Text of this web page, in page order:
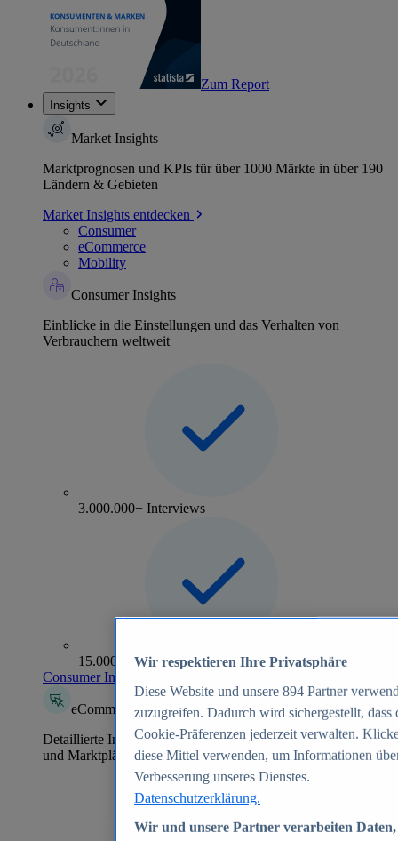
Zum Report
Insights
Market Insights
Marktprognosen und KPIs für über 1000 Märkte in über 190
Ländern & Gebieten
Market Insights entdecken
Consumer
eCommerce
Mobility
Consumer Insights
Einblicke in die Einstellungen und das Verhalten von
Verbrauchern weltweit
3.000.000+ Interviews
15.000+ Marken
Consumer Insights entdecken
eCommerce Insights
Detaillierte Informationen zu mehr als 39.000 Online-Shops
und Marktplätzen
Wir respektieren Ihre Privatsphäre
Diese Website und unsere 894 Partner
zuzugreifen. Dadurch wird sichergestellt,
Cookie-Präferenzen jederzeit verwalten.
diese Mittel verwenden, um Informationen
Verbesserung unseres Dienstes.
Datenschutzerklärung.
Wir und unsere Partner verarbeiten